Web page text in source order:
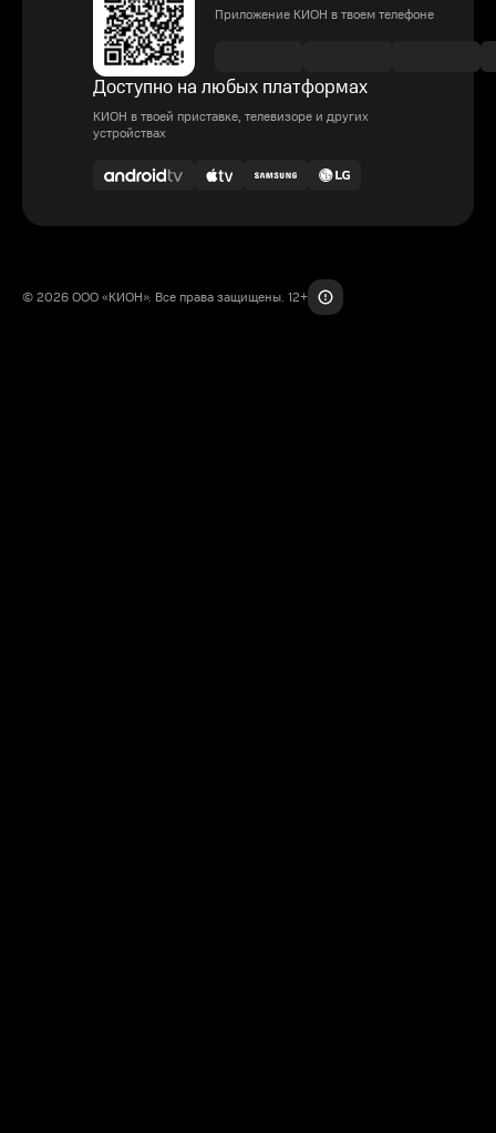
Приложение КИОН в твоем телефоне
Доступно на любых платформах
КИОН в твоей приставке, телевизоре и других
устройствах
© 2026 ООО «КИОН». Все права защищены. 12+